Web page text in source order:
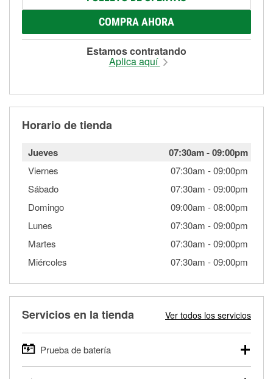
COMPRA AHORA
Estamos contratando
Aplica aquí
Horario de tienda
Jueves 07:30am-09:00pm
Viernes 07:30am -09:00pm
Sábado
07:30am -09:00pm
Domingo
09:00am -08:00pm
Lunes
07:30am -09:00pm
Martes
07:30am -09:00pm
Miércoles
07:30am -09:00pm
Servicios en la tienda Ver todos los servicios
Prueba de batería